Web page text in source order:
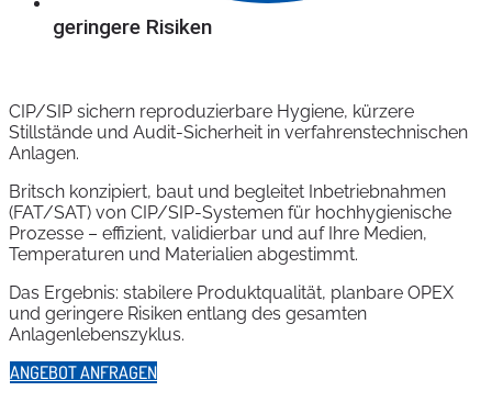
geringere Risiken
CIP/SIP sichern reproduzierbare Hygiene, kürzere
Stillstände und Audit-Sicherheit in verfahrenstechnischen
Anlagen.
Britsch konzipiert, baut und begleitet Inbetriebnahmen
(FAT/SAT) von CIP/SIP‑Systemen für hochhygienische
Prozesse – effizient, validierbar und auf Ihre Medien,
Temperaturen und Materialien abgestimmt.
Das Ergebnis: stabilere Produktqualität, planbare OPEX
und geringere Risiken entlang des gesamten
Anlagenlebenszyklus.
ANGEBOT ANFRAGEN